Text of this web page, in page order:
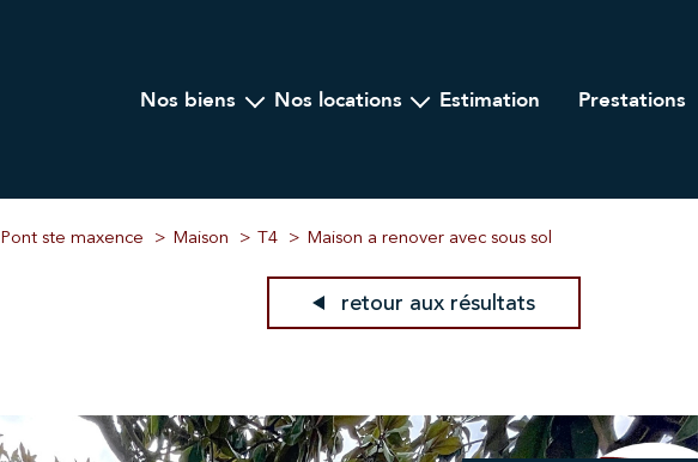
nos biens
Programme Neuf
Immobilier Professionnel
nos locations
Locations saisonnières
estimation prestations
Pont ste maxence Maison T4 Maison a renover avec sous sol
retour aux résultats